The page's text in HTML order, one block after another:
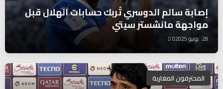
إصابة سالم الدوسري تُربك حسابات الهلال قبل
مواجهة مانشستر سيتي
28 يونيو 2025 0
المحترفون المغاربة